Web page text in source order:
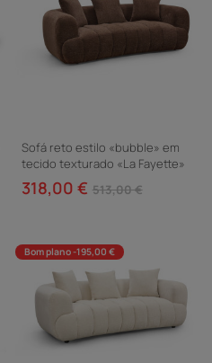
Sofá reto estilo «bubble» em
tecido texturado «La Fayette»
- 3 lugares - Castanho
318,00 € 513,00 €
Bom plano -195,00 €